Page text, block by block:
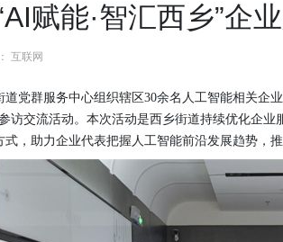
赋能·智汇西乡”企
互联网
道党群服务中心组织辖区30余名人工智能相关企
访交流活动。本次活动是西乡街道持续优化企
式，助力企业代表把握人工智能前沿发展趋势，